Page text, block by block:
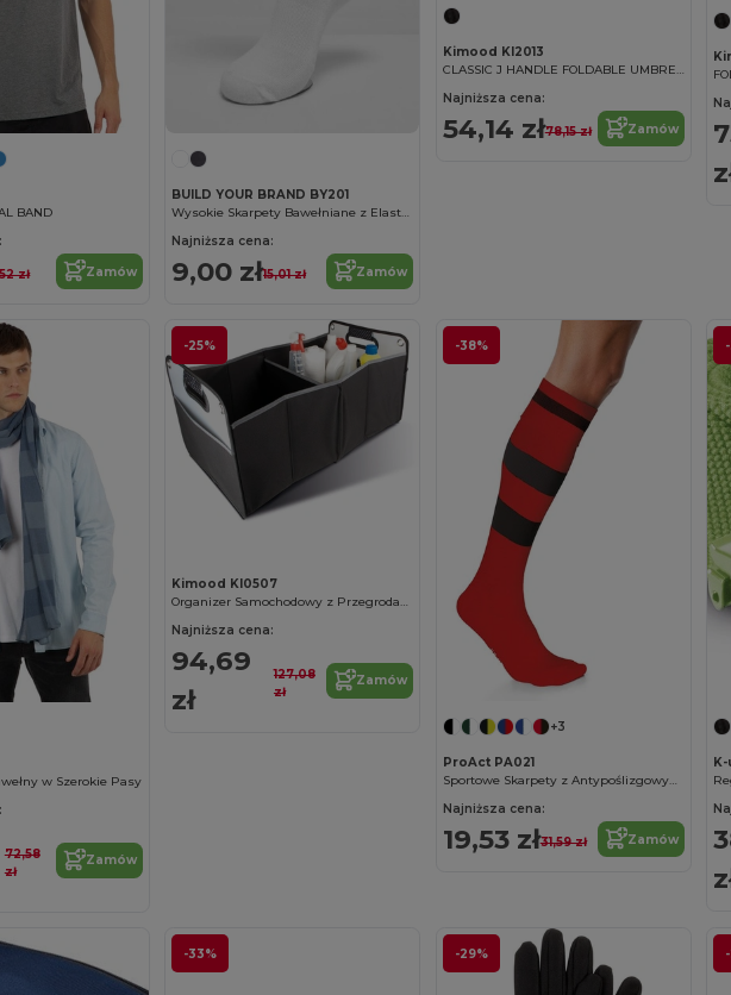
BAND
zł Zamów
BUILD YOUR BRAND BY201
Wysokie Skarpety Bawełniane z Elastycznym Ściągaczem
Najniższa cena:
9,00 zł15,01 zł Zamów
Kimood KI2013
CLASSIC J HANDLE FOLDABLE UMBRELLA
Najniższa cena:
54,14 zł78,15 zł Zamów
w Szerokie Pasy
72,58
zł
Zamów
-25%
Kimood KI0507
Organizer Samochodowy z Przegrodami i Kieszeniami
Najniższa cena:
94,69
zł
127,08
zł
Zamów
-38%
+3
ProAct PA021
Sportowe Skarpety z Antypoślizgowym Wzmocnieniem
Najniższa cena:
19,53 zł31,59 zł Zamów
-33% -29%